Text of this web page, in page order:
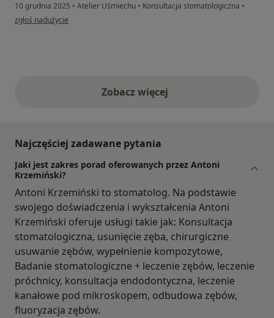
10 grudnia 2025 • Atelier Uśmiechu • Konsultacja stomatologiczna •
w opinii użytkownika Paula
zgłoś nadużycie
Zobacz więcejopinie powyżej
Najczęściej zadawane pytania
Jaki jest zakres porad oferowanych przez Antoni
Krzemiński?
Antoni Krzemiński to stomatolog. Na podstawie
swojego doświadczenia i wykształcenia Antoni
Krzemiński oferuje usługi takie jak: Konsultacja
stomatologiczna, usunięcie zęba, chirurgiczne
usuwanie zębów, wypełnienie kompozytowe,
Badanie stomatologiczne + leczenie zębów, leczenie
próchnicy, konsultacja endodontyczna, leczenie
kanałowe pod mikroskopem, odbudowa zębów,
fluoryzacja zębów.